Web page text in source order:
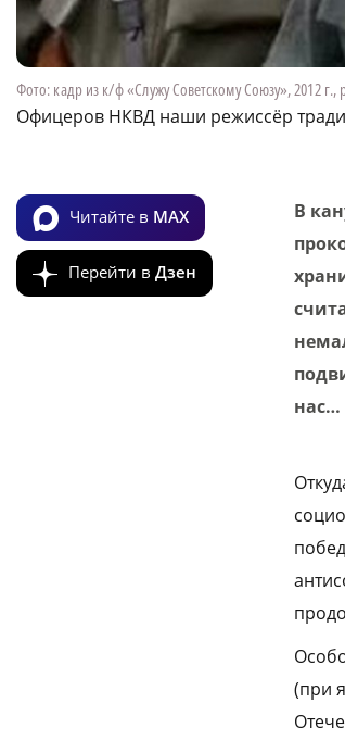
Фото: кадр из к/ф «Служу Советскому Союзу», 2012 г.,
Офицеров НКВД наши режиссёр
Читайте в MAX
Перейти в Дзен
В
нас…
(при